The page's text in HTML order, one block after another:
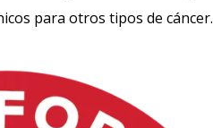
para otros tipos de cáncer.